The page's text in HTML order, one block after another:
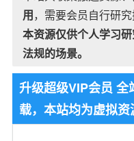
用，需要会员自行研究
本资源仅供个人学习
法规的场景。
升级超级VIP会员
载，本站均为虚拟资